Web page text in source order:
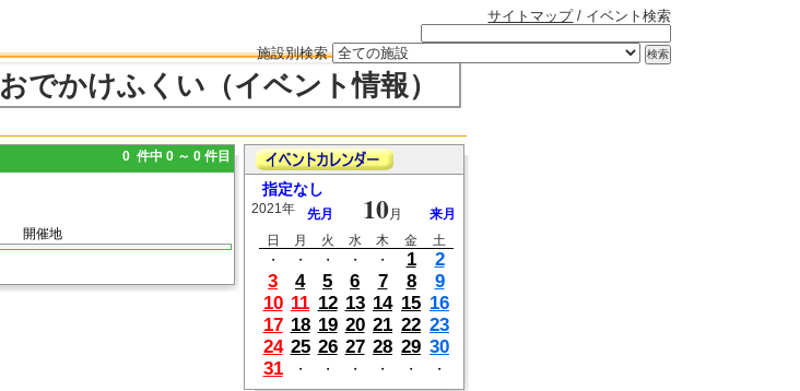
サイトマップ/ イベント検索
施設別検索
おでかけふくい（イベント情報）
0 件中 0 ～ 0 件目
開催地
指定なし
2021年 先月 10月
来月
日
月 火 水 木 金
土
・
・ ・ ・ ・ 1
2
3
4 5 6 7 8
9
10 11 12 13 14 15 16
17 18 19 20 21 22 23
24 25 26 27 28 29 30
31
・ ・ ・ ・ ・ ・